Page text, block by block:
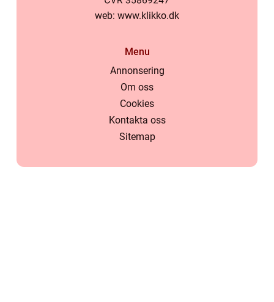
web: www.klikko.dk
Menu
Annonsering
Om oss
Cookies
Kontakta oss
Sitemap